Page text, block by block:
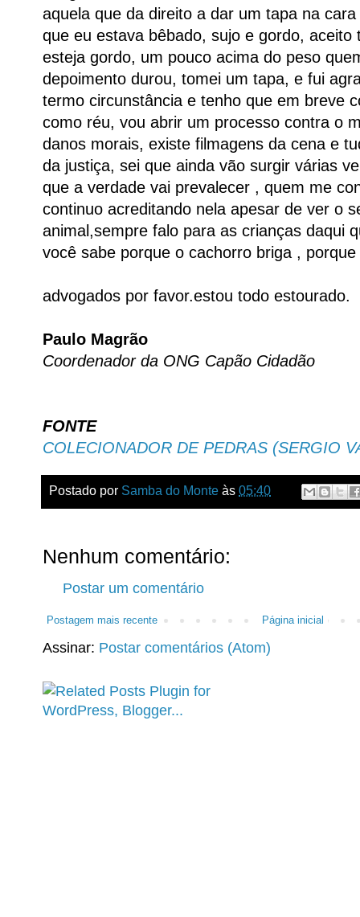
aquela que da direito a dar um tapa na
que eu estava bêbado, sujo e gordo, aceito
esteja gordo, um pouco acima do peso
depoimento durou, tomei um tapa, e fui
termo circunstância e tenho que em breve
como réu, vou abrir um processo contra o
danos morais, existe filmagens da cena e
da justiça, sei que ainda vão surgir várias
que a verdade vai prevalecer , quem me
continuo acreditando nela apesar de ver o
animal,sempre falo para as crianças daqui
você sabe porque o cachorro briga ,
advogados por favor.estou todo estourado.
Paulo Magrão
Coordenador da ONG Capão Cidadão
FONTE
COLECIONADOR DE PEDRAS (SERGIO
Postado por Samba do Monte às 05:40
Nenhum comentário:
Postar um comentário
Postagem mais recente Página inicial
Assinar: Postar comentários (Atom)